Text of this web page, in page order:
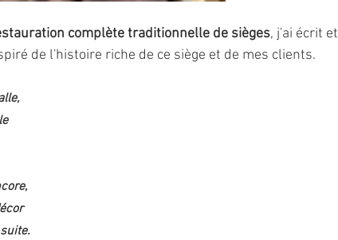
complète traditionnelle de sièges, j'ai écrit et
de l'histoire riche de ce siège et de mes clients.